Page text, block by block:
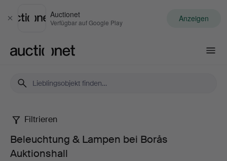
Schließen
Auctionet
Verfügbar auf Google Play Anzeigen
Beleuchtung
Filtrieren
Beleuchtung & Lampen bei Borås
Auktionshall